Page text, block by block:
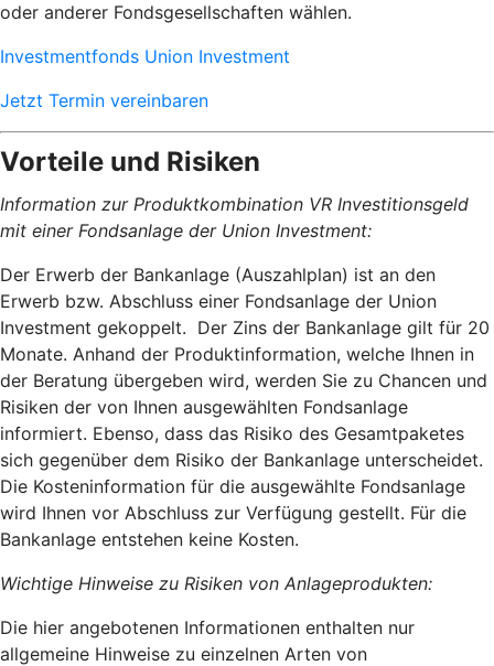
oder anderer Fondsgesellschaften wählen.
Investmentfonds Union Investment
Jetzt Termin vereinbaren
Vorteile und Risiken
Information zur Produktkombination VR Investitionsgeld
mit einer Fondsanlage der Union Investment:
Der Erwerb der Bankanlage (Auszahlplan) ist an den
Erwerb bzw. Abschluss einer Fondsanlage der Union
Investment gekoppelt. Der Zins der Bankanlage gilt für 20
Monate. Anhand der Produktinformation, welche Ihnen in
der Beratung übergeben wird, werden Sie zu Chancen und
Risiken der von Ihnen ausgewählten Fondsanlage
informiert. Ebenso, dass das Risiko des Gesamtpaketes
sich gegenüber dem Risiko der Bankanlage unterscheidet.
Die Kosteninformation für die ausgewählte Fondsanlage
wird Ihnen vor Abschluss zur Verfügung gestellt. Für die
Bankanlage entstehen keine Kosten.
Wichtige Hinweise zu Risiken von Anlageprodukten:
Die hier angebotenen Informationen enthalten nur
allgemeine Hinweise zu einzelnen Arten von